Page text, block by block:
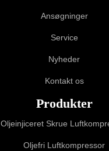
Ansøgninger
Service
Nyheder
Kontakt os
Produkter
Oljeinjiceret Skrue
Oljefri Luftkompressor